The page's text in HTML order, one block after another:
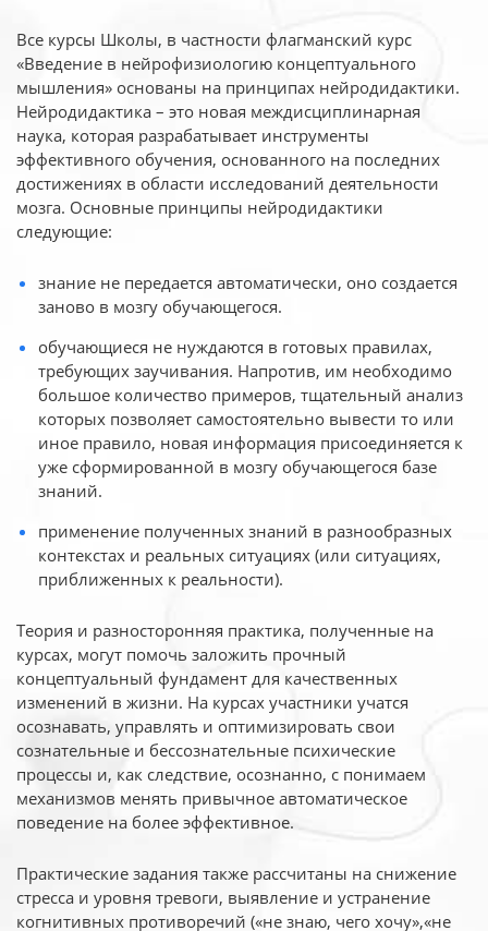
Все курсы Школы, в частности флагманский курс
«Введение в нейрофизиологию концептуального
мышления» основаны на принципах нейродидактики.
Нейродидактика – это новая междисциплинарная
наука, которая разрабатывает инструменты
эффективного обучения, основанного на последних
достижениях в области исследований деятельности
мозга. Основные принципы нейродидактики
следующие:
знание не передается автоматически, оно создается
заново в мозгу обучающегося.
обучающиеся не нуждаются в готовых правилах,
требующих заучивания. Напротив, им необходимо
большое количество примеров, тщательный анализ
которых позволяет самостоятельно вывести то или
иное правило, новая информация присоединяется к
уже сформированной в мозгу обучающегося базе
знаний.
применение полученных знаний в разнообразных
контекстах и реальных ситуациях (или ситуациях,
приближенных к реальности).
Теория и разносторонняя практика, полученные на
курсах, могут помочь заложить прочный
концептуальный фундамент для качественных
изменений в жизни. На курсах участники учатся
осознавать, управлять и оптимизировать свои
сознательные и бессознательные психические
процессы и, как следствие, осознанно, с понимаем
механизмов менять привычное автоматическое
поведение на более эффективное.
Практические задания также рассчитаны на снижение
стресса и уровня тревоги, выявление и устранение
когнитивных противоречий («не знаю, чего хочу»,«не